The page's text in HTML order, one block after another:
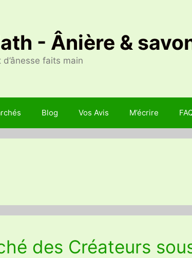
- Ânière &
faits main
Blog Vos Avis M’écrire
des Créateurs